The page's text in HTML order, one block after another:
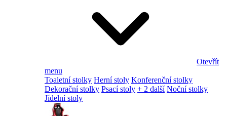
Otevřít
menu
Toaletní stolky Herní stoly Konferenční stolky
Dekorační stolky Psací stoly + 2 další Noční stolky
Jídelní stoly